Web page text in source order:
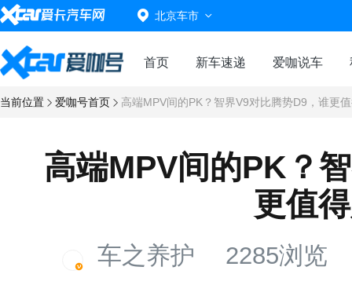
北京车市
首页 新车速递 爱咖说车
当前位置 爱咖号首页 高端MPV间的PK？智界V9对比腾势D9，谁更
高端MPV间的PK？
更值
车之养护 2285浏览